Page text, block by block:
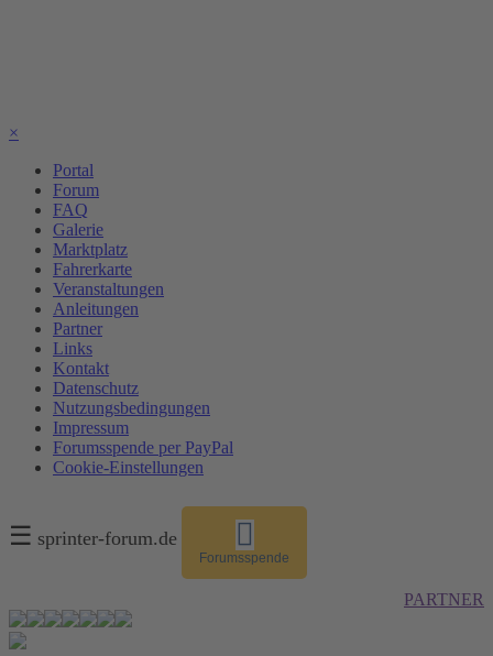
×
Portal
Forum
FAQ
Galerie
Marktplatz
Fahrerkarte
Veranstaltungen
Anleitungen
Partner
Links
Kontakt
Datenschutz
Nutzungsbedingungen
Impressum
Forumsspende per PayPal
Cookie-Einstellungen
☰ sprinter-forum.de
Forumsspende
PARTNER